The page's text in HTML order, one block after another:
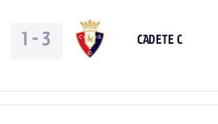
1 -3 CADETE C